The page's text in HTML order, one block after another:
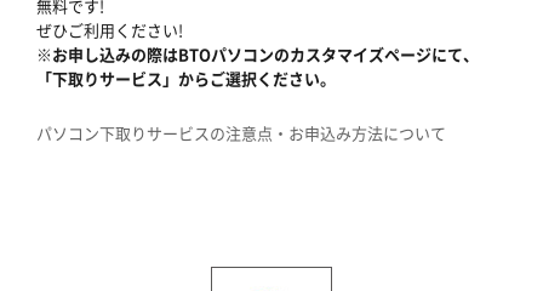
無料です!
ぜひご利用ください!
※お申し込みの際はBTOパソコンのカスタマイズページにて、
「下取りサービス」からご選択ください。
パソコン下取りサービスの注意点・お申込み方法について